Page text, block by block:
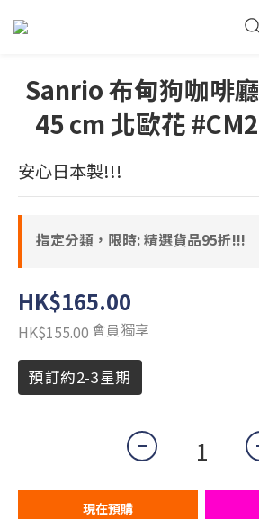
Sanrio 布甸狗咖啡
45 cm 北歐花
安心日本製!!!
指定分類，限時: 精選貨品95折!!!
HK$165.00
HK$155.00 會員獨享
預訂約2-3星期
現在預購